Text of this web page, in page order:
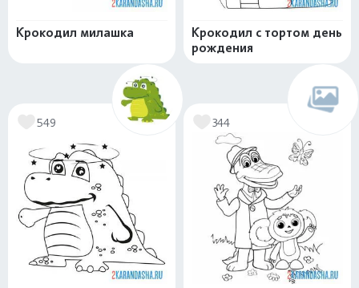
Крокодил милашка
Крокодил с тортом день
рождения
549 344